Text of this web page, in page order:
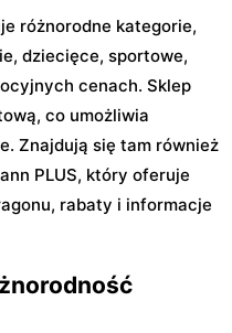
różnorodne kategorie,
dziecięce, sportowe,
cenach. Sklep
co umożliwia
Znajdują się tam również
PLUS, który oferuje
rabaty i informacje